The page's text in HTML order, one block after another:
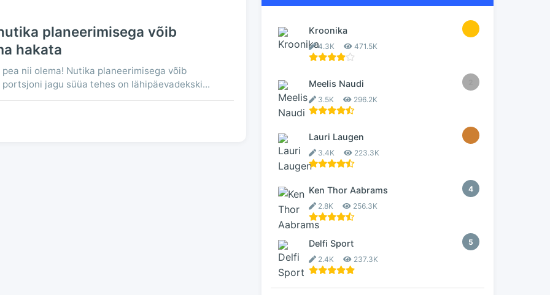
planeerimisega võib
hakata
nii olema! Nutika planeerimisega võib
jagu süüa tehes on lähipäevadekski...
Kroonika
4.3K 471.5K
Meelis Naudi
3.5K 296.2K
Lauri Laugen
3.4K 223.3K
4
Ken Thor Aabrams
2.8K 256.3K
5
Delfi Sport
2.4K 237.3K